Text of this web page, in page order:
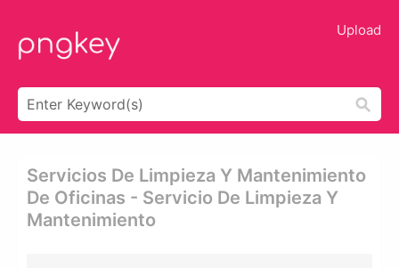
Upload
Servicios De Limpieza Y Mantenimiento
De Oficinas - Servicio De Limpieza Y
Mantenimiento